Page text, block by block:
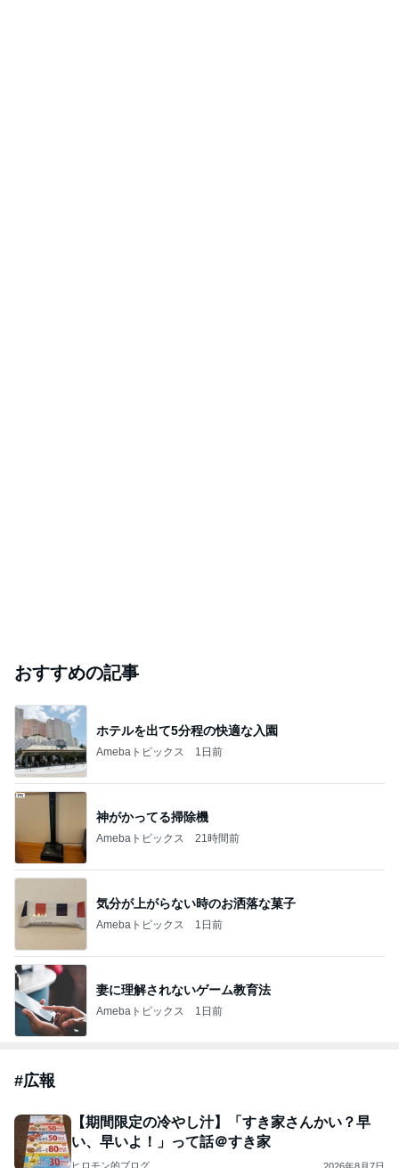
おすすめの記事
ホテルを出て5分程の快適な入園
Amebaトピックス 1日前
神がかってる掃除機
Amebaトピックス 21時間前
気分が上がらない時のお洒落な菓子
Amebaトピックス 1日前
妻に理解されないゲーム教育法
Amebaトピックス 1日前
#広報
【期間限定の冷やし汁】「すき家さんかい？早
い、早いよ！」って話＠すき家
ヒロモン的ブログ 2026年8月7日